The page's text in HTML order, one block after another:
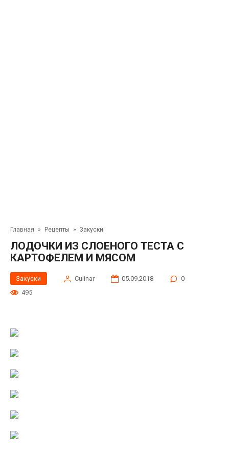
Главная » Рецепты » Закуски
ЛОДОЧКИ ИЗ СЛОЕНОГО ТЕСТА С
КАРТОФЕЛЕМ И МЯСОМ
Закуски Сulinar 05.09.2018
0
495